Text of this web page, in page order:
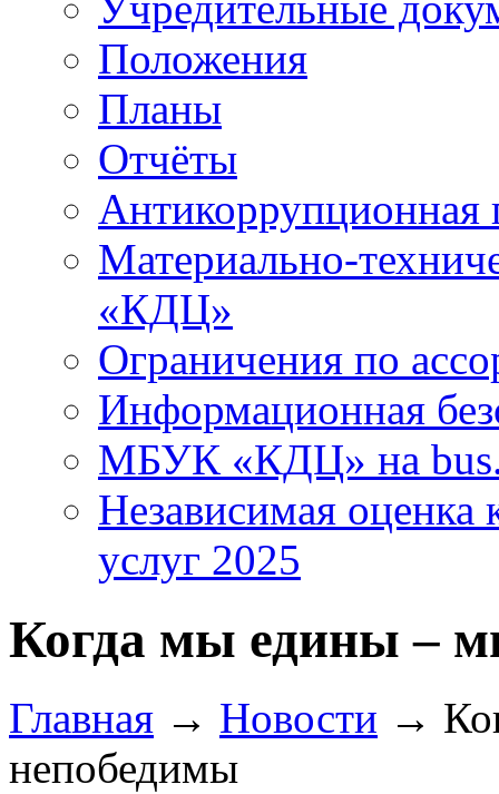
Положения
Планы
Отчёты
Антикоррупционная
Материально-
«КДЦ»
Ограничения по
Информационная
МБУК «КДЦ» на
Независимая оценка
услуг 2025
Когда мы едины –
Главная → Новости →
непобедимы